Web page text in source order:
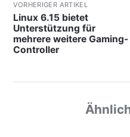
VORHERIGER ARTIKEL
Linux 6.15 bietet
Unterstützung für
mehrere weitere Gaming-
Controller